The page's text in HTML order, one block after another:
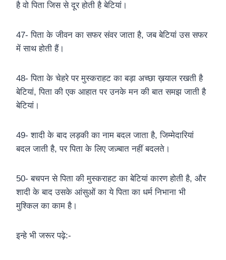
है वो पिता जिस से दूर होती है बेटियां।
47- पिता के जीवन का सफर संवर जाता है, जब बेटियां उस सफर
में साथ होती हैं।
48- पिता के चेहरे पर मुस्कराहट का बड़ा अच्छा ख़याल रखती है
बेटियां, पिता की एक आहात पर उनके मन की बात समझ जाती है
बेटियां।
49- शादी के बाद लड़की का नाम बदल जाता है, जिम्मेदारियां
बदल जाती है, पर पिता के लिए जज़्बात नहीं बदलते।
50- बचपन से पिता की मुस्कराहट का बेटियां कारण होती है, और
शादी के बाद उसके आंसुओं का ये पिता का धर्म निभाना भी
मुश्किल का काम है।
इन्हे भी जरूर पढ़े:-